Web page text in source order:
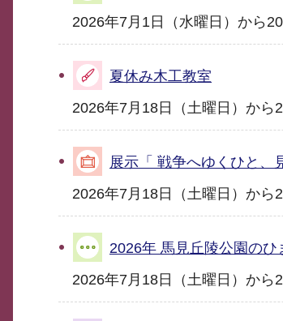
2026年7月1日（水曜日）から
夏休み木工教室
2026年7月18日（土曜日）から
展示「 戦争へゆくひと、
2026年7月18日（土曜日）から
2026年 馬見丘陵公園のひ
2026年7月18日（土曜日）から